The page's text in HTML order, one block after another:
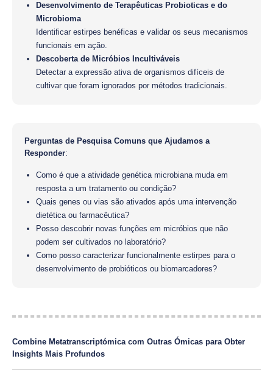
Desenvolvimento de Terapêuticas Probioticas e do
Microbioma
Identificar estirpes benéficas e validar os seus mecanismos
funcionais em ação.
Descoberta de Micróbios Incultiváveis
Detectar a expressão ativa de organismos difíceis de
cultivar que foram ignorados por métodos tradicionais.
Perguntas de Pesquisa Comuns que Ajudamos a
Responder:
Como é que a atividade genética microbiana muda em
resposta a um tratamento ou condição?
Quais genes ou vias são ativados após uma intervenção
dietética ou farmacêutica?
Posso descobrir novas funções em micróbios que não
podem ser cultivados no laboratório?
Como posso caracterizar funcionalmente estirpes para o
desenvolvimento de probióticos ou biomarcadores?
Combine Metatranscriptómica com Outras Ómicas para Obter
Insights Mais Profundos